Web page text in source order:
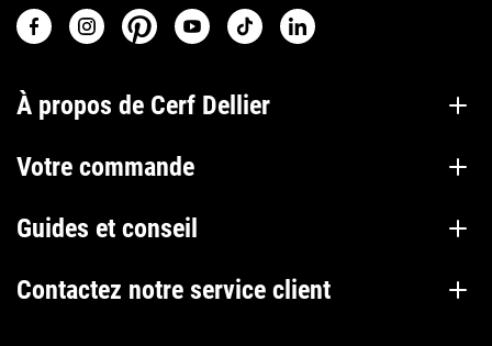
À propos de Cerf Dellier
Votre commande
Guides et conseil
Contactez notre service client